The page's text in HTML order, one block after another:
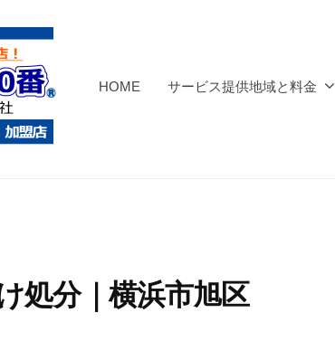
HOME サービス提供地域と料金
処分｜横浜市旭区